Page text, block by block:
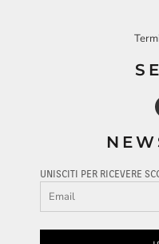
UNISCITI PER RICEVERE